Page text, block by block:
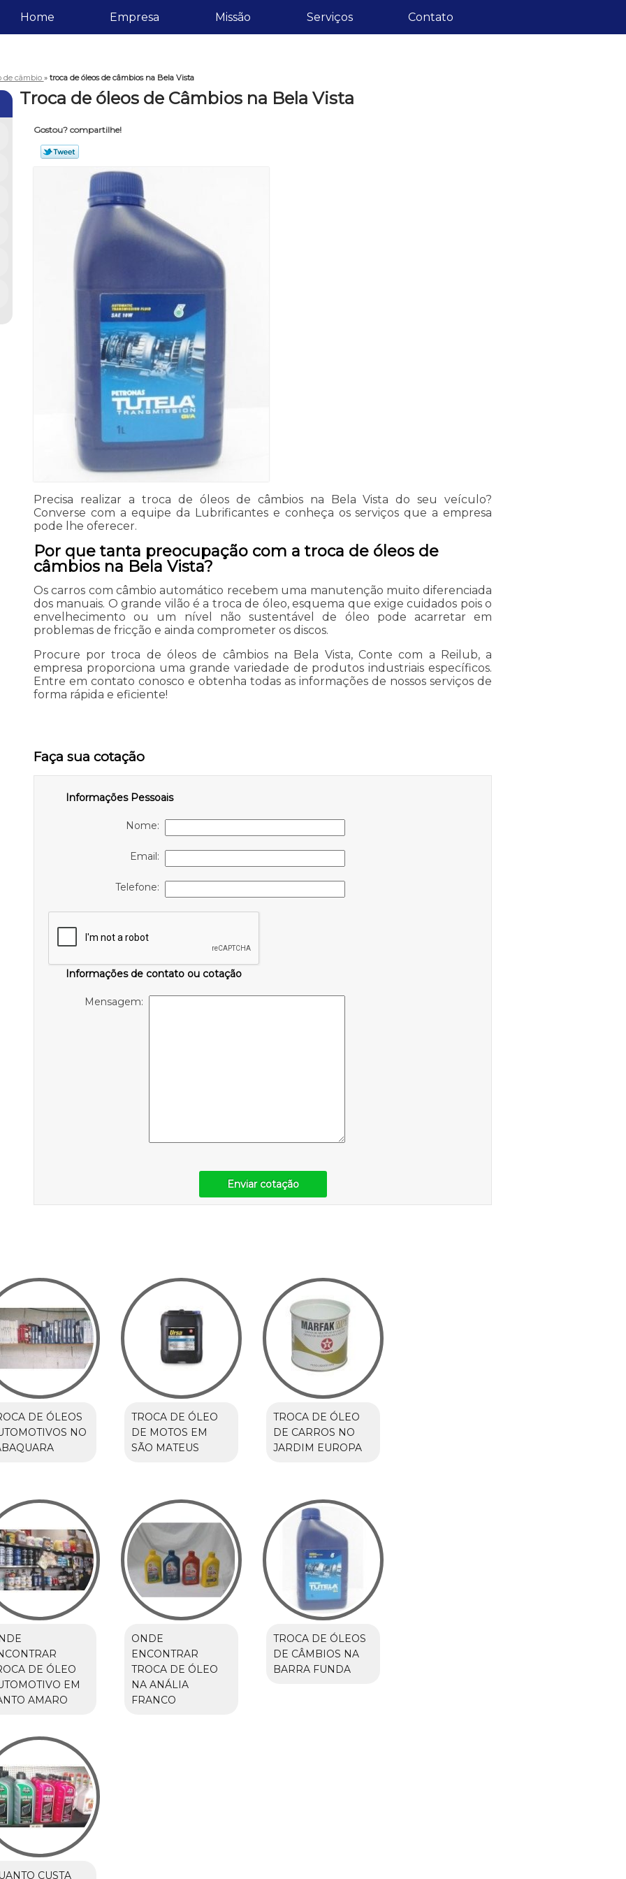
Home Empresa Missão Serviços Contato
de câmbio » troca de óleos de câmbios na Bela Vista
Troca de óleos de Câmbios na Bela Vista
Gostou? compartilhe!
Precisa realizar a troca de óleos de câmbios na Bela Vista do seu veículo?
Converse com a equipe da Lubrificantes e conheça os serviços que a empresa
pode lhe oferecer.
Por que tanta preocupação com a troca de óleos de
câmbios na Bela Vista?
Os carros com câmbio automático recebem uma manutenção muito diferenciada
dos manuais. O grande vilão é a troca de óleo, esquema que exige cuidados pois o
envelhecimento ou um nível não sustentável de óleo pode acarretar em
problemas de fricção e ainda comprometer os discos.
Procure por troca de óleos de câmbios na Bela Vista, Conte com a Reilub, a
empresa proporciona uma grande variedade de produtos industriais específicos.
Entre em contato conosco e obtenha todas as informações de nossos serviços de
forma rápida e eficiente!
Faça sua cotação
Informações Pessoais
Nome:
Email:
Telefone:
Informações de contato ou cotação
Mensagem:
Enviar cotação
DE ÓLEOS
NO
TROCA DE ÓLEO
DE MOTOS EM
SÃO MATEUS
TROCA DE ÓLEO
DE CARROS NO
JARDIM EUROPA
DE ÓLEO
EM
AMARO
ONDE
ENCONTRAR
TROCA DE ÓLEO
NA ANÁLIA
FRANCO
TROCA DE ÓLEOS
DE CÂMBIOS NA
BARRA FUNDA
CUSTA